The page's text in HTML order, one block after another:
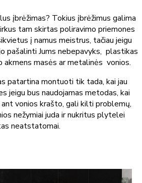
Tokius įbrėžimus galima
tam skirtas poliravimo priemones
į namus meistrus, tačiau jeigu
pašalinti Jums nebepavyks, plastikas
akmens masės ar metalinės vonios.
montuoti tik tada, kai jau
jeigu bus naudojamas metodas, kai
vonios krašto, gali kilti problemų,
nežymiai juda ir nukritus plytelei
neatstatomai.